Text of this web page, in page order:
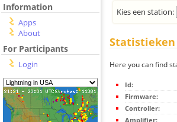
Information
Apps
About
For Participants
Login
Kies een station:
Statistieken
Here you can find
Id:
Firmware:
Controller:
Amplifier: